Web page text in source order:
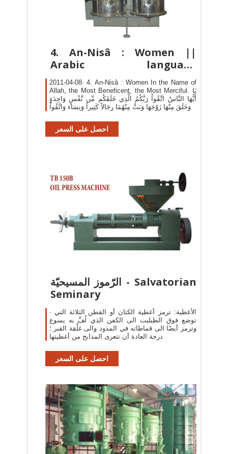
4. An-Nisâ : Women ||
Arabic language
interpreter for the
2011-04-08· 4. An-Nisâ : Women In the Name of
Allah, the Most Beneficent, the Most Merciful. يَا
أَيُّهَا النَّاسُ اتَّقُواْ رَبَّكُمُ الَّذِي خَلَقَكُم مِّن نَّفْسٍ وَاحِدَةٍ
وَخَلَقَ مِنْهَا زَوْجَهَا وَبَثَّ مِنْهُمَا رِجَالاً كَثِيراً وَنِسَاء وَاتَّقُواْ
احصل على السعر
الرّموز المسيحيّة - Salvatorian
Seminary
· الأغطية: ترمز أغطية الكتان أو القطن الثلاثة التي
توضع فوق الطبليت الى الكفن الذي لُفَّ به يسوع
وترمز أيضًا الى قماطاته في المذود والى غلَّقة القبر ؛
درجة العادة أن تتعرى المذابح من أغطيتها
احصل على السعر